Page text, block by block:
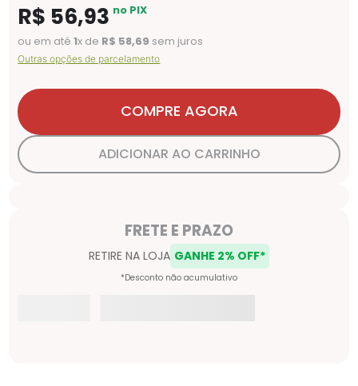
R$ 56,93 no PIX
ou em até1x de R$ 58,69 sem juros
Outras opções de parcelamento
COMPRE AGORA
ADICIONAR AO CARRINHO